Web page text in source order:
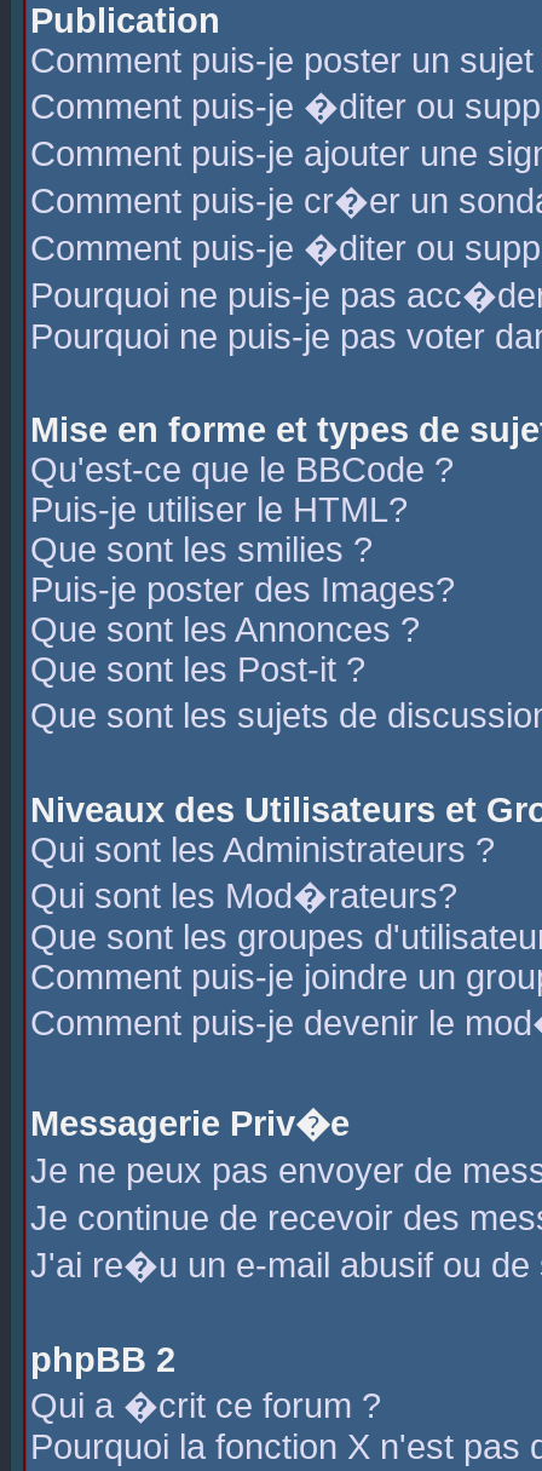
Publication
Comment puis-je poster un
Comment puis-je �diter ou
Comment puis-je ajouter une
Comment puis-je cr�er un
Comment puis-je �diter ou
Pourquoi ne puis-je pas
Pourquoi ne puis-je pas voter
Mise en forme et types de
Qu'est-ce que le BBCode ?
Puis-je utiliser le HTML?
Que sont les smilies ?
Puis-je poster des Images?
Que sont les Annonces ?
Que sont les Post-it ?
Que sont les sujets de
Niveaux des Utilisateurs et
Qui sont les Administrateurs ?
Qui sont les Mod�rateurs?
Que sont les groupes
Comment puis-je joindre un
Comment puis-je devenir le
Messagerie Priv�e
Je ne peux pas envoyer de
Je continue de recevoir des
J'ai re�u un e-mail abusif ou de
phpBB 2
Qui a �crit ce forum ?
Pourquoi la fonction X n'est pas